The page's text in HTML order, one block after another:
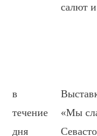
салют
в
течение
дня
«Мы